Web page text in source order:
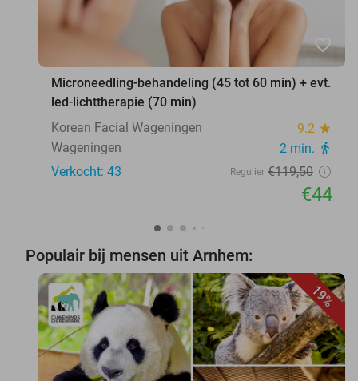
favorite_border
Microneedling-behandeling (45 tot 60 min) + evt.
led-lichttherapie (70 min)
Korean Facial Wageningen
9.2 star
Wageningen 2 min. directions_walk
Verkocht: 43 Regulier €119,50
€44
Populair bij mensen uit Arnhem:
19%